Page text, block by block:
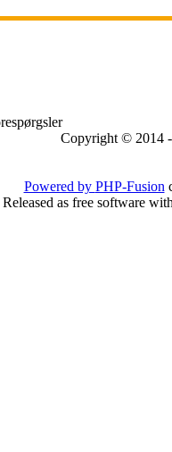
Copyright © 2014
Powered by PHP-Fusion
Released as free software